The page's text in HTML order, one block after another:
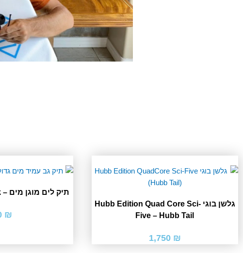
גלשן בוגי Hubb Edition Quad Core Sci-
Five – Hubb Tail
₪
1,750
תיק לים מוגן מים – Wet/Dry Back Pack
₪
190